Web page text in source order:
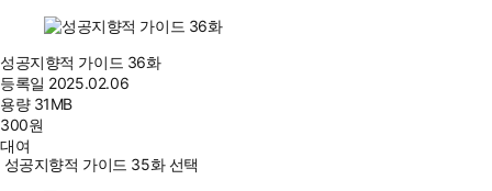
성공지향적 가이드 36화
등록일 2025.02.06
용량 31MB
300원
대여
성공지향적 가이드 35화 선택